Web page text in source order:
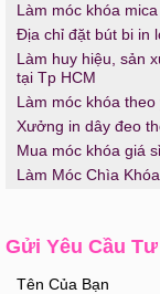
Làm móc khóa
Địa chỉ đặt bút bi in
Làm huy hiệu, sản
tại Tp HCM
Làm móc khóa
Xưởng in dây đeo
Mua móc khóa giá
Làm Móc Chìa
Gửi Yêu Cầu
Tên Của Bạn